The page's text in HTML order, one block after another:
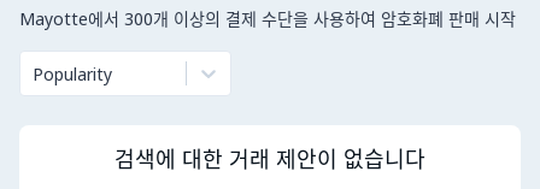
Mayotte에서 300개 이상의 결제 수단을 사용하여 암호화폐 판매 시작
Popularity
검색에 대한 거래 제안이 없습니다